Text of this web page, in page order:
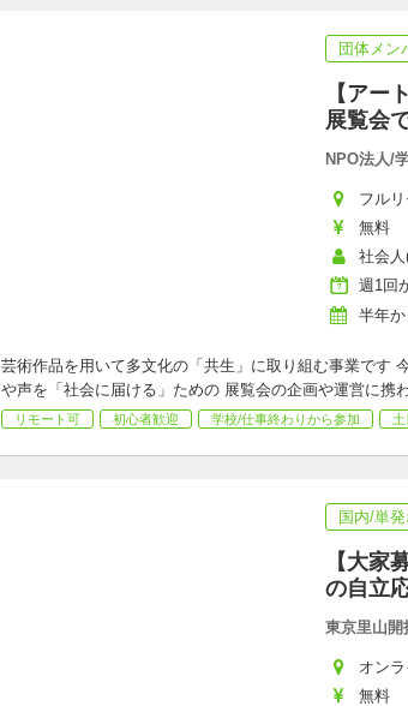
団体メン
【アー
展覧会
NPO法人/
フル
無料
社会
週1回
半年
芸術作品を用いて多文化の「共生」に取り組む事業です
や声を「社会に届ける」ための 展覧会の企画や運営に携
リモート可 初心者歓迎 学校/仕事終わりから参加
国内/単
【大家
の自立
東京里山開
オン
無料